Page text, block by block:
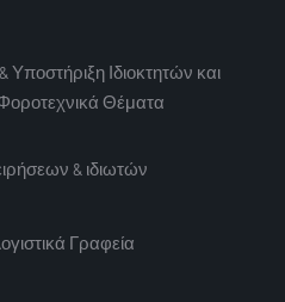
Ιδιοκτητών και
Θέματα
& ιδιωτών
Γραφεία